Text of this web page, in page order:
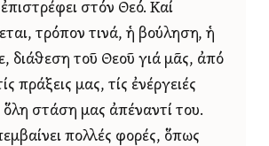
ἐπιστρέφει στόν Θεό. Καί
τρόπον τινά, ἡ βούληση, ἡ
διάθεση τοῦ Θεοῦ γιά μᾶς, ἀπό
πράξεις μας, τίς ἐνέργειές
στάση μας ἀπέναντί του.
πολλές φορές, ὅπως